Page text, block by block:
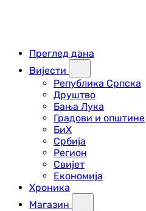
Преглед дана
Вијести
Република Српска
Друштво
Бања Лука
Градови и општине
БиХ
Србија
Регион
Свијет
Економија
Хроника
Магазин